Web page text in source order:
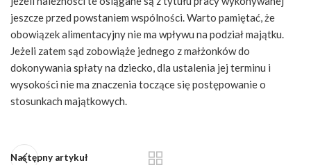
jeszcze przed powstaniem wspólności. Warto pamiętać, że
obowiązek alimentacyjny nie ma wpływu na podział majątku.
Jeżeli zatem sąd zobowiąże jednego z małżonków do
dokonywania spłaty na dziecko, dla ustalenia jej terminu i
wysokości nie ma znaczenia toczące się postępowanie o
stosunkach majątkowych.
Następny artykuł